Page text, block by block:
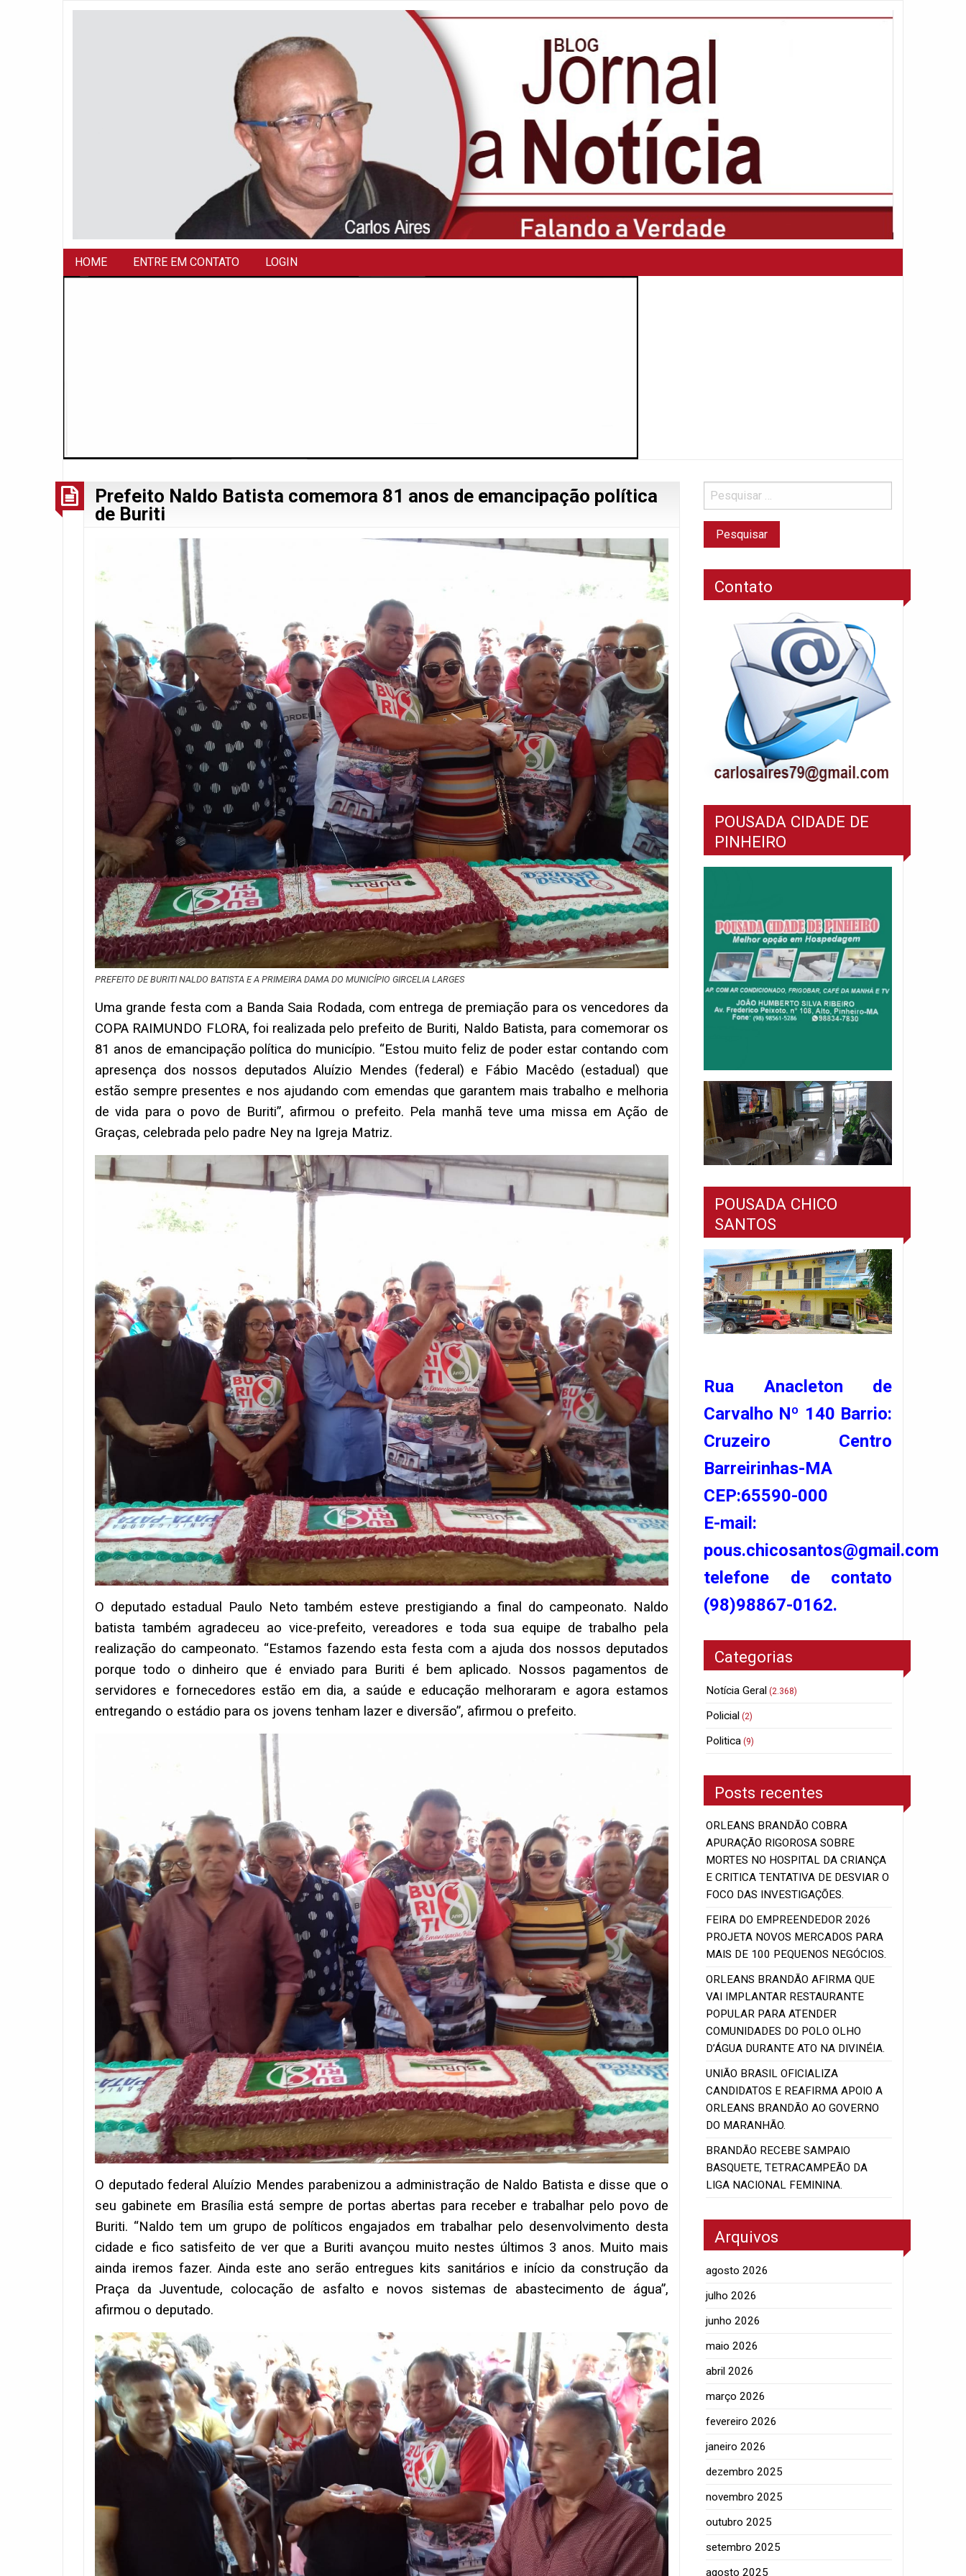
HOME ENTRE EM CONTATO LOGIN
Prefeito Naldo Batista comemora 81 anos de emancipação política
de Buriti
PREFEITO DE BURITI NALDO BATISTA E A PRIMEIRA DAMA DO MUNICÍPIO GIRCELIA LARGES
Uma grande festa com a Banda Saia Rodada, com entrega de premiação para os vencedores da
COPA RAIMUNDO FLORA, foi realizada pelo prefeito de Buriti, Naldo Batista, para comemorar os
81 anos de emancipação política do município. “Estou muito feliz de poder estar contando com
apresença dos nossos deputados Aluízio Mendes (federal) e Fábio Macêdo (estadual) que
estão sempre presentes e nos ajudando com emendas que garantem mais trabalho e melhoria
de vida para o povo de Buriti”, afirmou o prefeito. Pela manhã teve uma missa em Ação de
Graças, celebrada pelo padre Ney na Igreja Matriz.
O deputado estadual Paulo Neto também esteve prestigiando a final do campeonato. Naldo
batista também agradeceu ao vice-prefeito, vereadores e toda sua equipe de trabalho pela
realização do campeonato. “Estamos fazendo esta festa com a ajuda dos nossos deputados
porque todo o dinheiro que é enviado para Buriti é bem aplicado. Nossos pagamentos de
servidores e fornecedores estão em dia, a saúde e educação melhoraram e agora estamos
entregando o estádio para os jovens tenham lazer e diversão”, afirmou o prefeito.
O deputado federal Aluízio Mendes parabenizou a administração de Naldo Batista e disse que o
seu gabinete em Brasília está sempre de portas abertas para receber e trabalhar pelo povo de
Buriti. “Naldo tem um grupo de políticos engajados em trabalhar pelo desenvolvimento desta
cidade e fico satisfeito de ver que a Buriti avançou muito nestes últimos 3 anos. Muito mais
ainda iremos fazer. Ainda este ano serão entregues kits sanitários e início da construção da
Praça da Juventude, colocação de asfalto e novos sistemas de abastecimento de água”,
afirmou o deputado.
Contato
POUSADA CIDADE DE
PINHEIRO
POUSADA CHICO
SANTOS
Rua Anacleton de
Carvalho Nº 140 Barrio:
Cruzeiro Centro
Barreirinhas-MA
CEP:65590-000
E-mail:
pous.chicosantos@gmail.com
telefone de contato
(98)98867-0162.
Categorias
Notícia Geral (2.368)
Policial (2)
Politica (9)
Posts recentes
ORLEANS BRANDÃO COBRA
APURAÇÃO RIGOROSA SOBRE
MORTES NO HOSPITAL DA CRIANÇA
E CRITICA TENTATIVA DE DESVIAR O
FOCO DAS INVESTIGAÇÕES.
FEIRA DO EMPREENDEDOR 2026
PROJETA NOVOS MERCADOS PARA
MAIS DE 100 PEQUENOS NEGÓCIOS.
ORLEANS BRANDÃO AFIRMA QUE
VAI IMPLANTAR RESTAURANTE
POPULAR PARA ATENDER
COMUNIDADES DO POLO OLHO
D’ÁGUA DURANTE ATO NA DIVINÉIA.
UNIÃO BRASIL OFICIALIZA
CANDIDATOS E REAFIRMA APOIO A
ORLEANS BRANDÃO AO GOVERNO
DO MARANHÃO.
BRANDÃO RECEBE SAMPAIO
BASQUETE, TETRACAMPEÃO DA
LIGA NACIONAL FEMININA.
Arquivos
agosto 2026
julho 2026
junho 2026
maio 2026
abril 2026
março 2026
fevereiro 2026
janeiro 2026
dezembro 2025
novembro 2025
outubro 2025
setembro 2025
agosto 2025